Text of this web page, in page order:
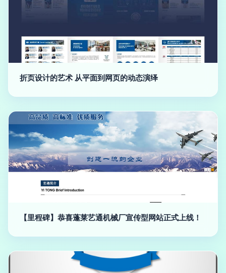
折页设计的艺术 从平面到网页的动态演绎
【里程碑】恭喜蓬莱艺通机械厂宣传型网站正式上线！